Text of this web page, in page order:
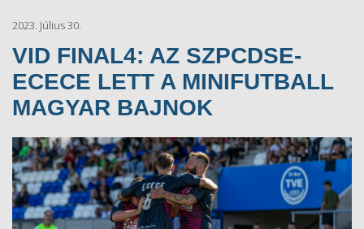
2023. Július 30.
VID FINAL4: AZ SZPCDSE-
ECECE LETT A MINIFUTBALL
MAGYAR BAJNOK